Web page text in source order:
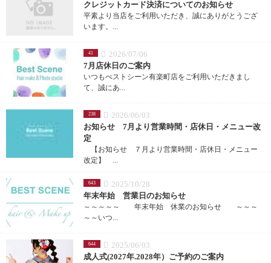
クレジットカード決済についてのお知らせ
平素より当店をご利用いただき、誠にありがとうござ
います。...
41
2026/07/06
7月店休日のご案内
いつもべストシーン有楽町店をご利用いただきまし
て、誠にあ...
238
2026/06/03
お知らせ 7月より営業時間・店休日・メニュー改
定
【お知らせ ７月より営業時間・店休日・メニュー
改定】 ...
643
2025/10/28
年末年始 営業日のお知らせ
～～～～～ 年末年始 休業のお知らせ ～～～
～～いつ...
644
2025/06/03
成人式(2027年.2028年）ご予約のご案内